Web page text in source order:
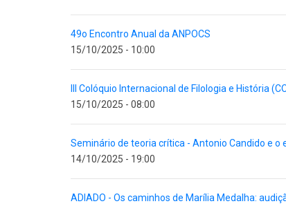
49o Encontro Anual da ANPOCS
15/10/2025 - 10:00
III Colóquio Internacional de Filologia e História
15/10/2025 - 08:00
Seminário de teoria crítica - Antonio Candido e o
14/10/2025 - 19:00
ADIADO - Os caminhos de Marília Medalha: